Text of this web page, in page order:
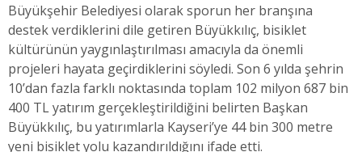
Büyükşehir Belediyesi olarak sporun her branşına
destek verdiklerini dile getiren Büyükkılıç, bisiklet
kültürünün yaygınlaştırılması amacıyla da önemli
projeleri hayata geçirdiklerini söyledi. Son 6 yılda şehrin
10’dan fazla farklı noktasında toplam 102 milyon 687 bin
400 TL yatırım gerçekleştirildiğini belirten Başkan
Büyükkılıç, bu yatırımlarla Kayseri’ye 44 bin 300 metre
yeni bisiklet yolu kazandırıldığını ifade etti.